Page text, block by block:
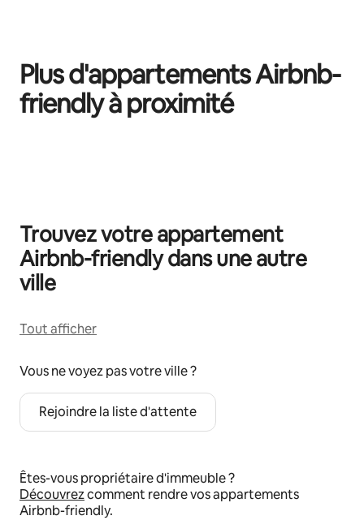
Plus d'appartements Airbnb-
friendly à proximité
Trouvez votre appartement
Airbnb-friendly dans une autre
ville
Tout afficher
Vous ne voyez pas votre ville ?
Rejoindre la liste d'attente
Êtes-vous propriétaire d'immeuble ?
Découvrezcomment rendre vos appartements
Airbnb-friendly.